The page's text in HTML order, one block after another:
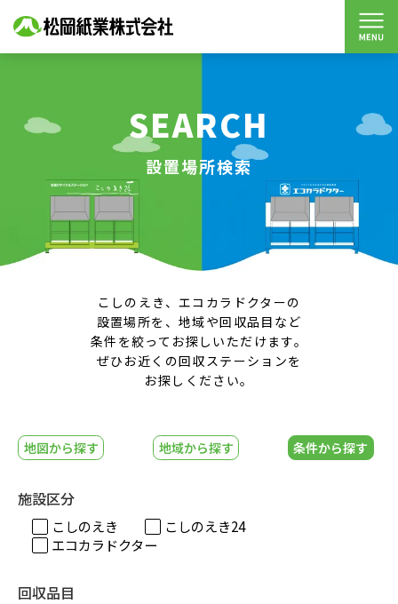
SEARCH
設置場所検索
こしのえき、エコカラドクターの
設置場所を、地域や回収品目など
条件を絞ってお探しいただけます。
ぜひお近くの回収ステーションを
お探しください。
地図から探す 地域から探す 条件から探す
施設区分
こしのえき
こしのえき24
エコカラドクター
回収品目